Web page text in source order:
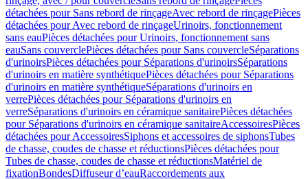
détachées pour Sans rebord de rinçageAvec rebord de rinçagePièces
détachées pour Avec rebord de rinçageUrinoirs, fonctionnement
sans eauPièces détachées pour Urinoirs, fonctionnement sans
eauSans couverclePièces détachées pour Sans couvercleSéparations
d'urinoirsPièces détachées pour Séparations d'urinoirsSéparations
d'urinoirs en matière synthétiquePièces détachées pour Séparations
d'urinoirs en matière synthétiqueSéparations d'urinoirs en
verrePièces détachées pour Séparations d'urinoirs en
verreSéparations d'urinoirs en céramique sanitairePièces détachées
pour Séparations d'urinoirs en céramique sanitaireAccessoiresPièces
détachées pour AccessoiresSiphons et accessoires de siphonsTubes
de chasse, coudes de chasse et réductionsPièces détachées pour
Tubes de chasse, coudes de chasse et réductionsMatériel de
fixationBondesDiffuseur d’eauRaccordements aux